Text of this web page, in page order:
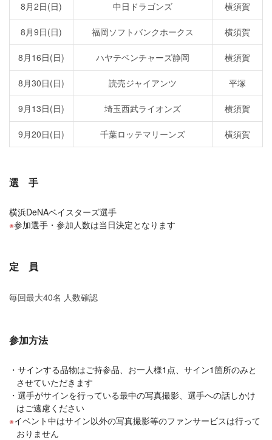
8月2日(日) 中日ドラゴンズ 横須賀
8月9日(日) 福岡ソフトバンクホークス 横須賀
8月16日(日) ハヤテベンチャーズ静岡 横須賀
8月30日(日) 読売ジャイアンツ 平塚
9月13日(日) 埼玉西武ライオンズ 横須賀
9月20日(日) 千葉ロッテマリーンズ 横須賀
選 手
横浜DeNAベイスターズ選手
参加選手・参加人数は当日決定となります
定 員
毎回最大40名 人数確認
参加方法
サインする品物はご持参品、お一人様1点、サイン1箇所のみと
させていただきます
選手がサインを行っている最中の写真撮影、選手への話しかけ
はご遠慮ください
イベント中はサイン以外の写真撮影等のファンサービスは行って
おりません